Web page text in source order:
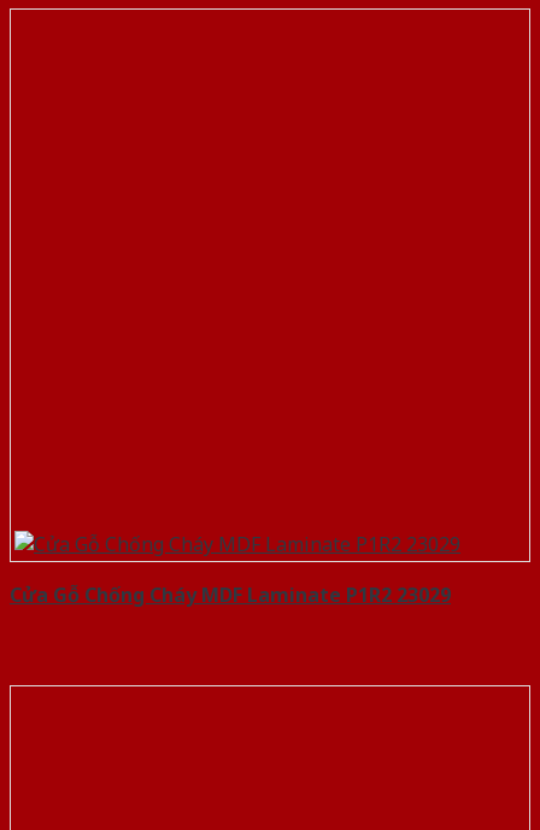
Cửa Gỗ Chống Cháy MDF Laminate P1R2 23029